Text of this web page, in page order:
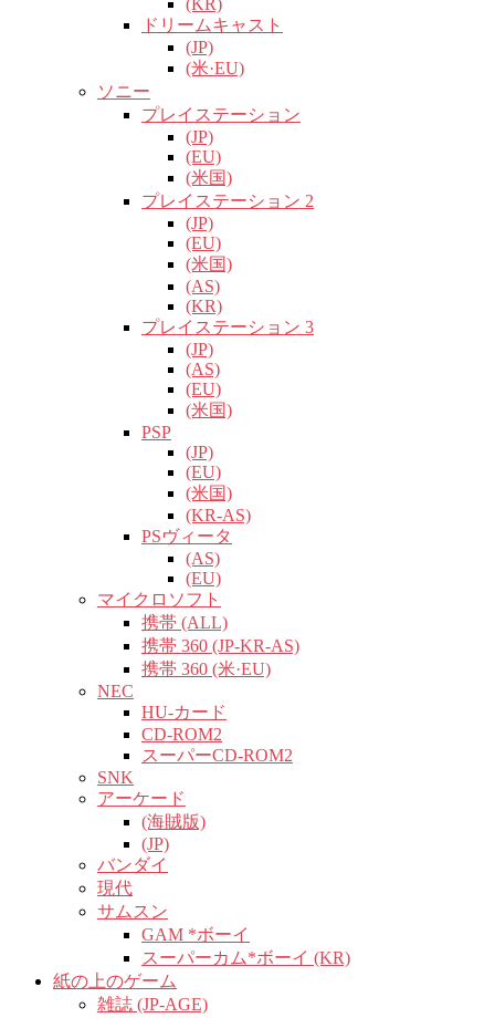
(KR)
ドリームキャスト
(JP)
(米·EU)
ソニー
プレイステーション
(JP)
(EU)
(米国)
プレイステーション 2
(JP)
(EU)
(米国)
(AS)
(KR)
プレイステーション 3
(JP)
(AS)
(EU)
(米国)
PSP
(JP)
(EU)
(米国)
(KR-AS)
PSヴィータ
(AS)
(EU)
マイクロソフト
携帯 (ALL)
携帯 360 (JP-KR-AS)
携帯 360 (米·EU)
NEC
HU-カード
CD-ROM2
スーパーCD-ROM2
SNK
アーケード
(海賊版)
(JP)
バンダイ
現代
サムスン
GAM *ボーイ
スーパーカム*ボーイ (KR)
紙の上のゲーム
雑誌 (JP-AGE)